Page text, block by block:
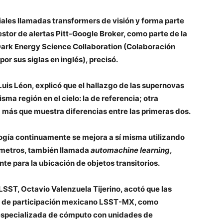
llamadas transformers de visión y forma parte
de alertas Pitt-Google Broker, como parte de la
Energy Science Collaboration (Colaboración
sus siglas en inglés), precisó.
Léon, explicó que el hallazgo de las supernovas
región en el cielo: la de referencia; otra
que muestra diferencias entre las primeras dos.
continuamente se mejora a sí misma utilizando
también llamada automachine learning,
para la ubicación de objetos transitorios.
Octavio Valenzuela Tijerino, acotó que las
participación mexicano LSST-MX, como
de cómputo con unidades de